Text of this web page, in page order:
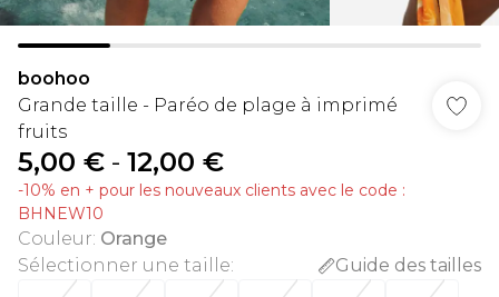
boohoo
Grande taille - Paréo de plage à imprimé
fruits
5,00 € - 12,00 €
-10% en + pour les nouveaux clients avec le code :
BHNEW10
Couleur: Orange
Sélectionner une taille:
Guide des tailles